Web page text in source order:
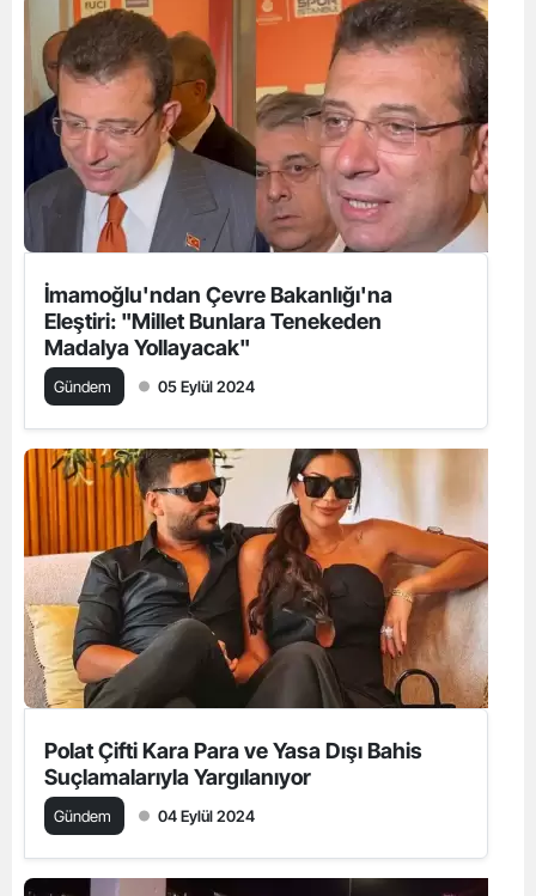
İmamoğlu'ndan Çevre Bakanlığı'na
Eleştiri: "Millet Bunlara Tenekeden
Madalya Yollayacak"
Gündem 05 Eylül 2024
Polat Çifti Kara Para ve Yasa Dışı Bahis
Suçlamalarıyla Yargılanıyor
Gündem 04 Eylül 2024